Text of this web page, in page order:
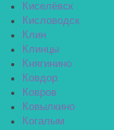
Киселёвск
Кисловодск
Клин
Клинцы
Княгинино
Ковдор
Ковров
Ковылкино
Когалым